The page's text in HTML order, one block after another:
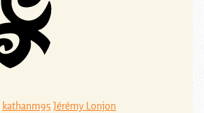
kathanm95 Jérémy Lonjon